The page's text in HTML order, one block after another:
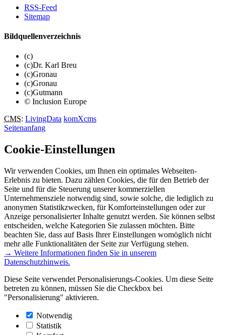
RSS-Feed
Sitemap
Bildquellenverzeichnis
(c)
(c)Dr. Karl Breu
(c)Gronau
(c)Gronau
(c)Gutmann
© Inclusion Europe
CMS: LivingData komXcms
Seitenanfang
Cookie-Einstellungen
Wir verwenden Cookies, um Ihnen ein optimales Webseiten-
Erlebnis zu bieten. Dazu zählen Cookies, die für den Betrieb der
Seite und für die Steuerung unserer kommerziellen
Unternehmensziele notwendig sind, sowie solche, die lediglich zu
anonymen Statistikzwecken, für Komforteinstellungen oder zur
Anzeige personalisierter Inhalte genutzt werden. Sie können selbst
entscheiden, welche Kategorien Sie zulassen möchten. Bitte
beachten Sie, dass auf Basis Ihrer Einstellungen womöglich nicht
mehr alle Funktionalitäten der Seite zur Verfügung stehen.
→ Weitere Informationen finden Sie in unserem
Datenschutzhinweis.
Diese Seite verwendet Personalisierungs-Cookies. Um diese Seite
betreten zu können, müssen Sie die Checkbox bei
"Personalisierung" aktivieren.
Notwendig
Statistik